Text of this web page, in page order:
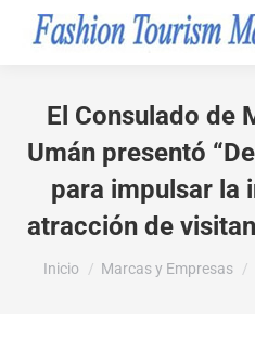
El Consulado de
Umán presentó
para impulsar la
atracción de
Estás aquí:
Inicio Marcas y Empresas